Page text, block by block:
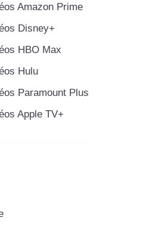
Amazon Prime
Disney+
HBO Max
Hulu
Paramount Plus
Apple TV+